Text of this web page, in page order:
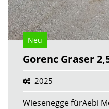
Neu
Gorenc Graser
2025
Wiesenegge fürAebi